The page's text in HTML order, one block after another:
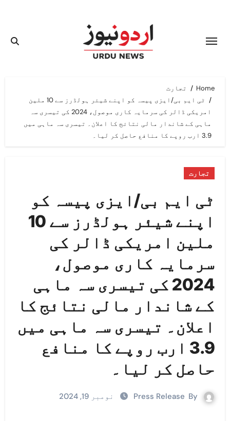
content
Home
تجارت
ٹی ایم بی/ایزی پیسہ کو اپنے شیئر ہولڈرز سے 10 ملین
امریکی ڈالر کی سرمایہ کاری موصول، 2024 کی تیسری سہ
ماہی کے شاندار مالی نتائج کا اعلان۔ تیسری سہ ماہی میں
3.9 ارب روپے کا منافع حاصل کر لیا۔
تجارت
ٹی ایم بی/ایزی پیسہ کو
اپنے شیئر ہولڈرز سے 10
ملین امریکی ڈالر کی
سرمایہ کاری موصول،
2024 کی تیسری سہ ماہی
کے شاندار مالی نتائج کا
اعلان۔ تیسری سہ ماہی میں
3.9 ارب روپے کا منافع
حاصل کر لیا۔
Press Release نومبر 19, 2024